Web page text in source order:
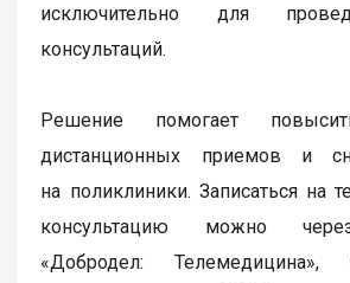
исключительно для
консультаций.
Решение помогает
дистанционных приемов и
на поликлиники. Записаться на
консультацию можно
«Добродел: Телемедицина»,